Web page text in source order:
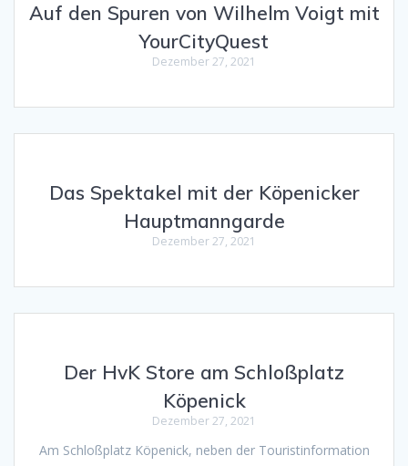
Auf den Spuren von Wilhelm Voigt mit
YourCityQuest
Dezember 27, 2021
Das Spektakel mit der Köpenicker
Hauptmanngarde
Dezember 27, 2021
Der HvK Store am Schloßplatz
Köpenick
Dezember 27, 2021
Am Schloßplatz Köpenick, neben der Touristinformation